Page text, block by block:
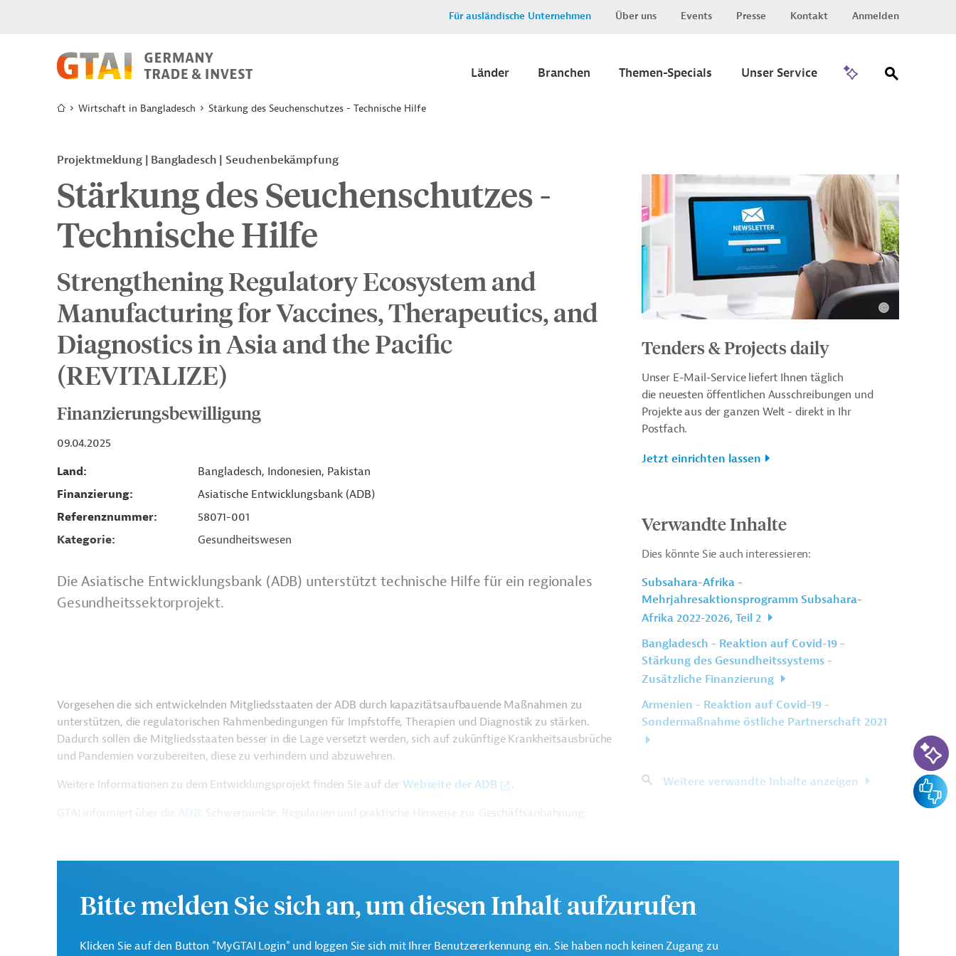
Für ausländische Unternehmen Über uns Events Presse Kontakt Anmelden
Länder Branchen Themen-Specials Unser Service
Wirtschaft in Bangladesch Stärkung des Seuchenschutzes - Technische Hilfe
Projektmeldung Bangladesch Seuchenbekämpfung
Stärkung des Seuchenschutzes -
Technische Hilfe
Strengthening Regulatory Ecosystem and
Manufacturing for Vaccines, Therapeutics, and
Diagnostics in Asia and the Pacific
(REVITALIZE)
Finanzierungsbewilligung
09.04.2025
Land
Bangladesch, Indonesien, Pakistan
Finanzierung
Asiatische Entwicklungsbank (ADB)
Referenznummer
58071-001
Kategorie
Gesundheitswesen
Die Asiatische Entwicklungsbank (ADB) unterstützt technische Hilfe für ein regionales
Gesundheitssektorprojekt.
Vorgesehen die sich entwickelnden Mitgliedsstaaten der ADB durch kapazitätsaufbauende Maßnahmen zu
unterstützen, die regulatorischen Rahmenbedingungen für Impfstoffe, Therapien und Diagnostik zu stärken.
Dadurch sollen die Mitgliedsstaaten besser in die Lage versetzt werden, sich auf zukünftige Krankheitsausbrüche
und Pandemien vorzubereiten, diese zu verhindern und abzuwehren.
Weitere Informationen zu dem Entwicklungsprojekt finden Sie auf der Webseite der ADB
.
ADB
Kontaktadresse
Tenders & Projects daily
Unser E-Mail-Service liefert Ihnen täglich
die neuesten öffentlichen Ausschreibungen und
Projekte aus der ganzen Welt - direkt in Ihr
Postfach.
Jetzt einrichten lassen
Verwandte Inhalte
Dies könnte Sie auch interessieren:
Subsahara-Afrika -
Mehrjahresaktionsprogramm Subsahara-
Afrika 2022-2026, Teil 2
Bangladesch - Reaktion auf Covid-19 -
Stärkung des Gesundheitssystems -
Zusätzliche Finanzierung
Armenien - Reaktion auf Covid-19 -
Sondermaßnahme östliche Partnerschaft 2021
Weitere verwandte Inhalte anzeigen
Bitte melden Sie sich an, um diesen Inhalt aufzurufen
Klicken Sie auf den Button "MyGTAI Login" und loggen Sie sich mit Ihrer Benutzererkennung ein. Sie haben noch keinen Zugang zu
KI-